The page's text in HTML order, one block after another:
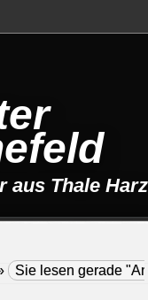
aus Thale Harz
Sie lesen gerade